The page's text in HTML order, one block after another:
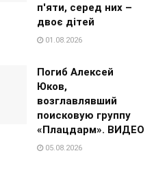
п'яти, серед них –
двоє дітей
01.08.2026
Погиб Алексей
Юков,
возглавлявший
поисковую группу
«Плацдарм». ВИДЕО
05.08.2026